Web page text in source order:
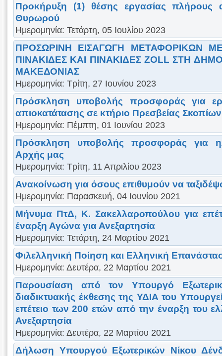
Προκήρυξη (1) θέσης εργασίας πλήρους
Θυρωρού
Ημερομηνία: Τετάρτη, 05 Ιουλίου 2023
ΠΡΟΣΩΡΙΝΗ ΕΙΣΑΓΩΓΗ ΜΕΤΑΦΟΡΙΚΩΝ
ΠΙΝΑΚΙΔΕΣ ΚΑΙ ΠΙΝΑΚΙΔΕΣ ZOLL ΣΤΗ
ΜΑΚΕΔΟΝΙΑΣ
Ημερομηνία: Τρίτη, 27 Ιουνίου 2023
Πρόσκληση υποβολής προσφοράς για
απιοκατάτασης σε κτήριο Πρεσβείας Σκοπίων
Ημερομηνία: Πέμπτη, 01 Ιουνίου 2023
Πρόσκληση υποβολής προσφοράς για
Αρχής μας
Ημερομηνία: Τρίτη, 11 Απριλίου 2023
Ανακοίνωση για όσους επιθυμούν να
Ημερομηνία: Παρασκευή, 04 Ιουνίου 2021
Μήνυμα ΠτΔ, Κ. Σακελλαροπούλου για
έναρξη Αγώνα για Ανεξαρτησία
Ημερομηνία: Τετάρτη, 24 Μαρτίου 2021
Φιλελληνική Ποίηση και Ελληνική
Ημερομηνία: Δευτέρα, 22 Μαρτίου 2021
Παρουσίαση από τον Υπουργό
διαδικτυακής έκθεσης της ΥΔΙΑ του
επέτειο των 200 ετών από την έναρξη του
Ανεξαρτησία
Ημερομηνία: Δευτέρα, 22 Μαρτίου 2021
Δήλωση Υπουργού Εξωτερικών Νίκου